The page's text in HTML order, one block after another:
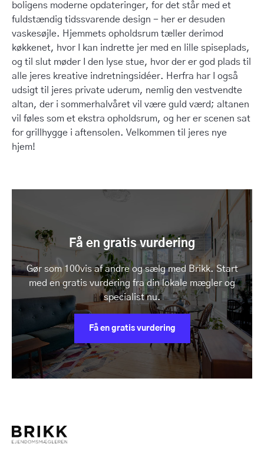
boligens moderne opdateringer, for det står med et
fuldstændig tidssvarende design - her er desuden
vaskesøjle. Hjemmets opholdsrum tæller derimod
køkkenet, hvor I kan indrette jer med en lille spiseplads,
og til slut møder I den lyse stue, hvor der er god plads til
alle jeres kreative indretningsidéer. Herfra har I også
udsigt til jeres private uderum, nemlig den vestvendte
altan, der i sommerhalvåret vil være guld værd; altanen
vil føles som et ekstra opholdsrum, og her er scenen sat
for grillhygge i aftensolen. Velkommen til jeres nye
hjem!
Få en gratis vurdering
Gør som 100vis af andre og sælg med Brikk. Start
med en gratis vurdering fra din lokale mægler og
specialist nu.
Få en gratis vurdering